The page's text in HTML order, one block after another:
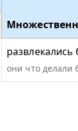
развлекались
они что делали